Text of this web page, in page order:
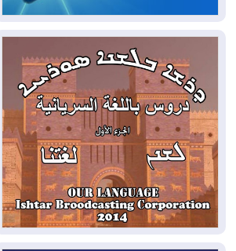
2026-08-04سومو: إنتاج النفط في إقليم
كوردستان انخفض إلى أقل من 10%
2026-08-04ملفات حقبة الكاظمي تعود إلى
الواجهة.. أنباء عن مراجعات قضائية
وتحقيقات أوسع في قضايا فساد
2026-08-04بيترو يشكو تزوير الانتخابات
الرئاسية ويحذر من "حرب أهلية" في
كولومبيا
2026-08-03رئيس إقليم كوردستان في